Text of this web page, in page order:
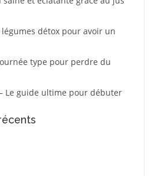
détox pour avoir un
type pour perdre du
Le guide ultime pour débuter